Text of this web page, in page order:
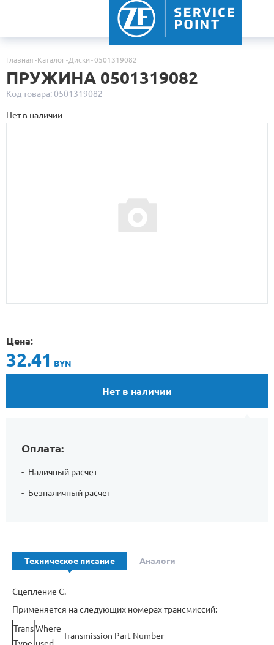
Главная Каталог Диски 0501319082
ПРУЖИНА 0501319082
Код товара: 0501319082
Нет в наличии
Цена:
32.41 BYN
Нет в наличии
Оплата:
Наличный расчет
Безналичный расчет
Техническое писание Аналоги
Сцепление C.
Применяется на следующих номерах трансмиссий:
TransWhere
Transmission Part Number